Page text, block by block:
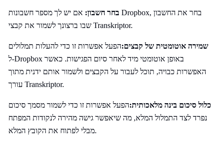
בחר חשבון: אם יש לך מספר חשבונות Dropbox, בחר את החשבון
שבו ברצונך לשמור את קבצי Transkriptor.
שמירה אוטומטית של קבצים:הפעל אפשרות זו כדי להעלות תמלולים
ל-Dropbox באופן אוטומטי מיד לאחר סיום הפגישות. כאשר
האפשרות כבויה, תוכל לעבור על הקבצים ולשמור אותם ידנית מתוך
עורך Transkriptor.
כלול סיכום בינה מלאכותית:הפעל אפשרות זו כדי לשמור מסמך סיכום
נפרד לצד התמלול המלא, מה שיאפשר גישה מהירה לנקודות המפתח
מבלי לפתוח את הקובץ המלא.